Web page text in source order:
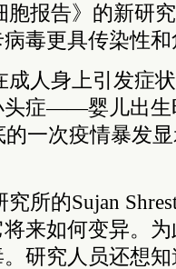
胞报告》的新研
毒更具传染性
成人身上引发症
头症——婴儿出生
一次疫情暴发
所的Sujan
来如何变异。
研究人员还想